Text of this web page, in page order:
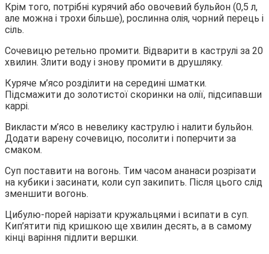
Крім того, потрібні курячий або овочевий бульйон (0,5 л,
але можна і трохи більше), рослинна олія, чорний перець і
сіль.
Сочевицю ретельно промити. Відварити в каструлі за 20
хвилин. Злити воду і знову промити в друшляку.
Куряче м’ясо розділити на середині шматки.
Підсмажити до золотистої скоринки на олії, підсипавши
каррі.
Викласти м’ясо в невелику каструлю і налити бульйон.
Додати варену сочевицю, посолити і поперчити за
смаком.
Суп поставити на вогонь. Тим часом ананаси розрізати
на кубики і засинати, коли суп закипить. Після цього слід
зменшити вогонь.
Цибулю-порей нарізати кружальцями і всипати в суп.
Кип’ятити під кришкою ще хвилин десять, а в самому
кінці варіння підлити вершки.